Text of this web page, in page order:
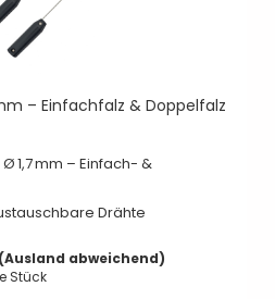
– Einfachfalz & Doppelfalz
1,7 mm – Einfach- &
Drähte
(Ausland abweichend)
Stück